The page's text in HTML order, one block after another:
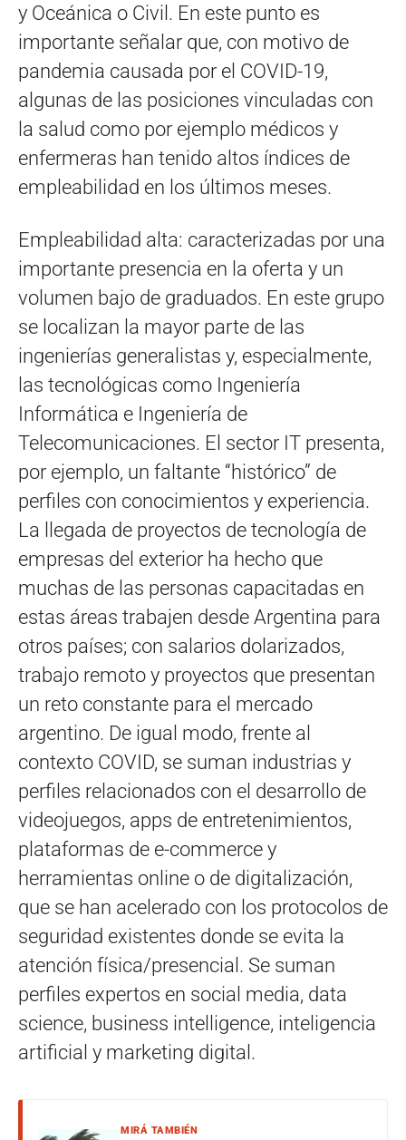
y Oceánica o Civil. En este punto es
importante señalar que, con motivo de
pandemia causada por el COVID-19,
algunas de las posiciones vinculadas con
la salud como por ejemplo médicos y
enfermeras han tenido altos índices de
empleabilidad en los últimos meses.
Empleabilidad alta: caracterizadas por una
importante presencia en la oferta y un
volumen bajo de graduados. En este grupo
se localizan la mayor parte de las
ingenierías generalistas y, especialmente,
las tecnológicas como Ingeniería
Informática e Ingeniería de
Telecomunicaciones. El sector IT presenta,
por ejemplo, un faltante “histórico” de
perfiles con conocimientos y experiencia.
La llegada de proyectos de tecnología de
empresas del exterior ha hecho que
muchas de las personas capacitadas en
estas áreas trabajen desde Argentina para
otros países; con salarios dolarizados,
trabajo remoto y proyectos que presentan
un reto constante para el mercado
argentino. De igual modo, frente al
contexto COVID, se suman industrias y
perfiles relacionados con el desarrollo de
videojuegos, apps de entretenimientos,
plataformas de e-commerce y
herramientas online o de digitalización,
que se han acelerado con los protocolos de
seguridad existentes donde se evita la
atención física/presencial. Se suman
perfiles expertos en social media, data
science, business intelligence, inteligencia
artificial y marketing digital.
MIRÁ TAMBIÉN